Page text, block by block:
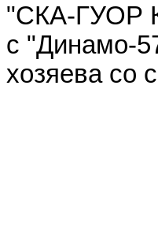
"СКА-ГУОР
с "Динамо-
хозяева со